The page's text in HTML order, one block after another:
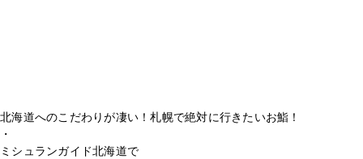
北海道へのこだわりが凄い！札幌で絶対に行きたいお鮨！
・
ミシュランガイド北海道で